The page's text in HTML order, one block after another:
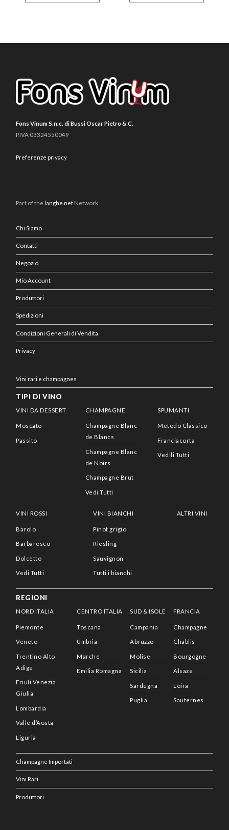
Fons Vinum S.n.c. di Bussi Oscar Pietro & C.
P.IVA 03324550049
Preferenze privacy
Part of thelanghe.net Network
Chi Siamo
Contatti
Negozio
Mio Account
Produttori
Spedizioni
Condizioni Generali di Vendita
Privacy
Vini rari e champagnes
TIPI DI VINO
VINI DA DESSERT
Moscato
Passito
CHAMPAGNE
Champagne Blanc
de Blancs
Champagne Blanc
de Noirs
Champagne Brut
Vedi Tutti
SPUMANTI
Metodo Classico
Franciacorta
Vedili Tutti
VINI ROSSI
Barolo
Barbaresco
Dolcetto
Vedi Tutti
VINI BIANCHI
Pinot grigio
Riesling
Sauvignon
Tutti i bianchi
ALTRI VINI
REGIONI
NORD ITALIA
Piemonte
Veneto
Trentino Alto
Adige
Friuli Venezia
Giulia
Lombardia
Valle d’Aosta
Liguria
CENTRO ITALIA
Toscana
Umbria
Marche
Emilia Romagna
SUD & ISOLE
Campania
Abruzzo
Molise
Sicilia
Sardegna
Puglia
FRANCIA
Champagne
Chablis
Bourgogne
Alsaze
Loira
Sauternes
Champagne Importati
Vini Rari
Produttori